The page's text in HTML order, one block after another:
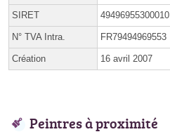
SIRET 49496955300010
N° TVA Intra. FR79494969553
Création 16 avril 2007
Peintres à proximité